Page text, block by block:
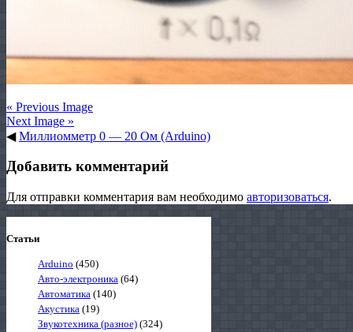
« Previous Image
Next Image »
◀Миллиомметр 0 — 20 Ом (Arduino)
Добавить комментарий
Для отправки комментария вам необходимо авторизоваться.
Статьи
Arduino (450)
Авто-электроника (64)
Автоматика (140)
Акустика (19)
Звукотехника (разное) (324)